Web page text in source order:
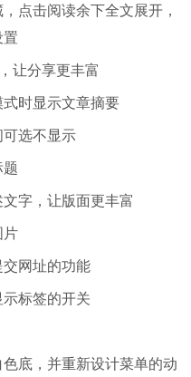
点击阅读余下全文展开，
置
让分享更丰富
时显示文章摘要
选不显示
题
字，让版面更丰富
片
网址的功能
标签的开关
底，并重新设计菜单的动